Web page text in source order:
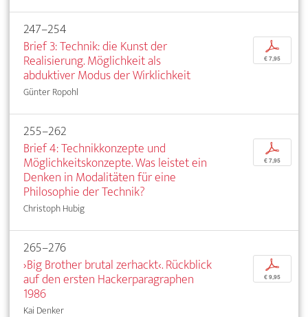
247–254
Brief 3: Technik: die Kunst der
Realisierung. Möglichkeit als
abduktiver Modus der Wirklichkeit
Günter Ropohl
p
€ 7,95
255–262
Brief 4: Technikkonzepte und
Möglichkeitskonzepte. Was leistet ein
Denken in Modalitäten für eine
Philosophie der Technik?
Christoph Hubig
p
€ 7,95
265–276
›Big Brother brutal zerhackt‹. Rückblick
auf den ersten Hackerparagraphen
1986
Kai Denker
p
€ 9,95